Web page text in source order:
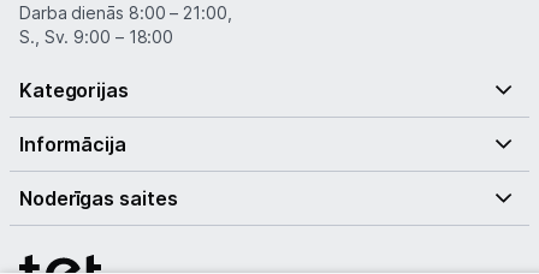
Darba dienās 8:00 – 21:00,
S., Sv. 9:00 – 18:00
Kategorijas
Informācija
Noderīgas saites